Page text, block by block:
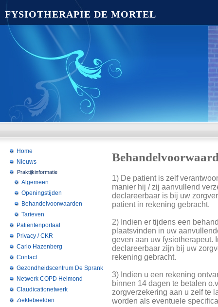
FYSIOTHERAPIE DE MORTEL
Home
Nieuws
Praktijkinformatie
Algemeen
Openingstijden
Behandelvoorwaarden
Tarieven
Patiëntenportaal
Privacy / CKR
Carlo Hazenberg
Contact
Gezondheidscentrum De Sprank
Netwerk COPD Helmond
Claudicationetwerk
Ziektebeelden
1) De patient is zelf
manier hij / zij aanvullend
declareerbaar is bij uw
patient in rekening gebracht.
2) Indien er tijdens een
plaatsvinden in uw
geven aan uw fysiotherapeut.
declareerbaar zijn bij uw
rekening gebracht.
3) Indien u een rekening
binnen 14 dagen te betalen
zorgverzekering aan u zelf te
worden als eventuele